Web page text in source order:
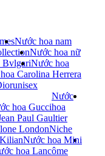
Bvlgari
Carolina Herrera
hoa Gucci
Paul Gaultier
London
hoa Lancôme
Nước hoa nam
Nước hoa nữ
Nước hoa
unisex
Nước
hoa
Niche
Nước hoa Mini